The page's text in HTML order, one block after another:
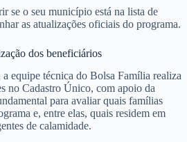
se o seu município está na lista de
as atualizações oficiais do programa.
dos beneficiários
equipe técnica do Bolsa Família realiza
no Cadastro Único, com apoio da
para avaliar quais famílias
e, entre elas, quais residem em
de calamidade.